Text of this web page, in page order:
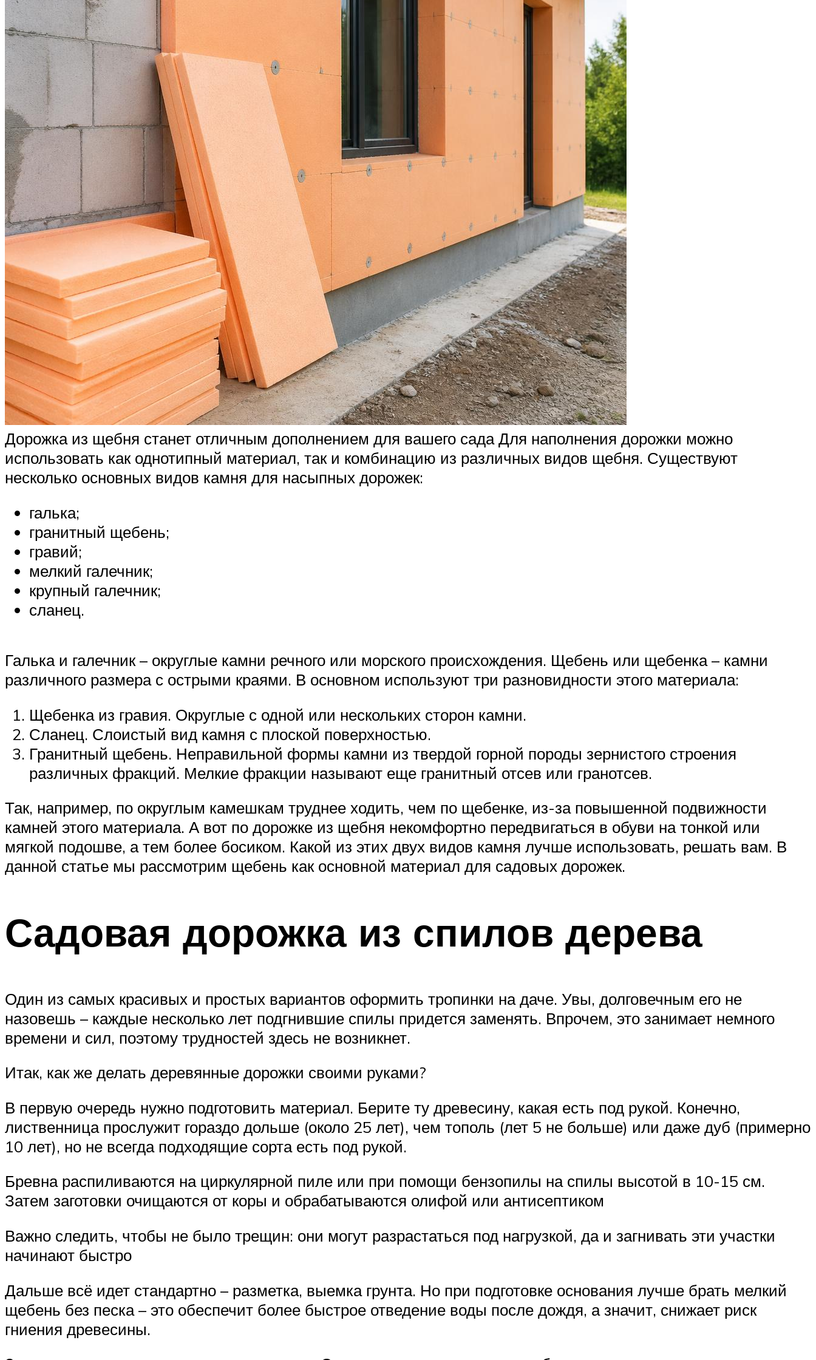
Дорожка из щебня станет отличным дополнением для вашего сада Для наполнения дорожки можно
использовать как однотипный материал, так и комбинацию из различных видов щебня. Существуют
несколько основных видов камня для насыпных дорожек:
галька;
гранитный щебень;
гравий;
мелкий галечник;
крупный галечник;
сланец.
Галька и галечник – округлые камни речного или морского происхождения. Щебень или щебенка – камни
различного размера с острыми краями. В основном используют три разновидности этого материала:
Щебенка из гравия. Округлые с одной или нескольких сторон камни.
Сланец. Слоистый вид камня с плоской поверхностью.
Гранитный щебень. Неправильной формы камни из твердой горной породы зернистого строения
различных фракций. Мелкие фракции называют еще гранитный отсев или гранотсев.
Так, например, по округлым камешкам труднее ходить, чем по щебенке, из-за повышенной подвижности
камней этого материала. А вот по дорожке из щебня некомфортно передвигаться в обуви на тонкой или
мягкой подошве, а тем более босиком. Какой из этих двух видов камня лучше использовать, решать вам. В
данной статье мы рассмотрим щебень как основной материал для садовых дорожек.
Садовая дорожка из спилов дерева
Один из самых красивых и простых вариантов оформить тропинки на даче. Увы, долговечным его не
назовешь – каждые несколько лет подгнившие спилы придется заменять. Впрочем, это занимает немного
времени и сил, поэтому трудностей здесь не возникнет.
Итак, как же делать деревянные дорожки своими руками?
В первую очередь нужно подготовить материал. Берите ту древесину, какая есть под рукой. Конечно,
лиственница прослужит гораздо дольше (около 25 лет), чем тополь (лет 5 не больше) или даже дуб (примерно
10 лет), но не всегда подходящие сорта есть под рукой.
Бревна распиливаются на циркулярной пиле или при помощи бензопилы на спилы высотой в 10-15 см.
Затем заготовки очищаются от коры и обрабатываются олифой или антисептиком
Важно следить, чтобы не было трещин: они могут разрастаться под нагрузкой, да и загнивать эти участки
начинают быстро
Дальше всё идет стандартно – разметка, выемка грунта. Но при подготовке основания лучше брать мелкий
щебень без песка – это обеспечит более быстрое отведение воды после дождя, а значит, снижает риск
гниения древесины.